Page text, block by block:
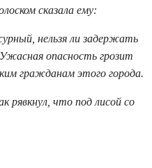
сказала ему:
нельзя ли задержать
опасность грозит
гражданам этого города.
рявкнул, что под лисой со